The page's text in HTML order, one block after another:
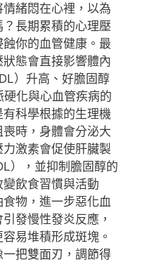
緒悶在心裡，以為
長期累積的心理壓
你的血管健康。最
態會直接影響體內
）升高、好膽固醇
硬化與心血管疾病的
科學根據的生理機
時，身體會分泌大
激素會促使肝臟製
），並抑制膽固醇的
飲食習慣與活動
物，進一步惡化血
發慢性發炎反應，
易堆積形成斑塊。
把雙面刃，調節得